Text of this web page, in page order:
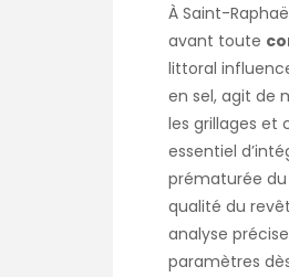
À Saint-
avant toute
littoral
en sel, agit de
les grillages et
essentiel
prématurée
qualité du
analyse
paramètres